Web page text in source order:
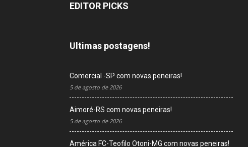
EDITOR PICKS
Ultimas postagens!
Comercial -SP com novas peneiras!
5 de agosto de 2026
Aimoré-RS com novas peneiras!
5 de agosto de 2026
América FC-Teofilo Otoni-MG com novas peneiras!